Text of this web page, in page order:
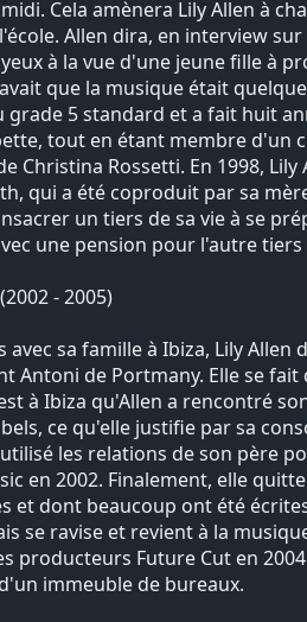
Cela amènera Lily Allen à
Allen dira, en interview
à la vue d'une jeune fille à
que la musique était
grade 5 standard et a fait huit
tout en étant membre d'un
Christina Rossetti. En 1998,
qui a été coproduit par sa
un tiers de sa vie à se
une pension pour l'autre tiers
- 2005)
avec sa famille à Ibiza, Lily
Antoni de Portmany. Elle se
à Ibiza qu'Allen a rencontré
ce qu'elle justifie par sa
les relations de son père
en 2002. Finalement, elle
et dont beaucoup ont été
se ravise et revient à la
producteurs Future Cut en
immeuble de bureaux.